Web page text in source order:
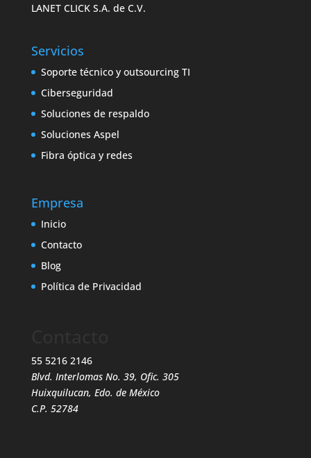
LANET CLICK S.A. de C.V.
Servicios
Soporte técnico y outsourcing TI
Ciberseguridad
Soluciones de respaldo
Soluciones Aspel
Fibra óptica y redes
Empresa
Inicio
Contacto
Blog
Política de Privacidad
55 5216 2146
Blvd. Interlomas No. 39, Ofic. 305
Huixquilucan, Edo. de México
C.P. 52784